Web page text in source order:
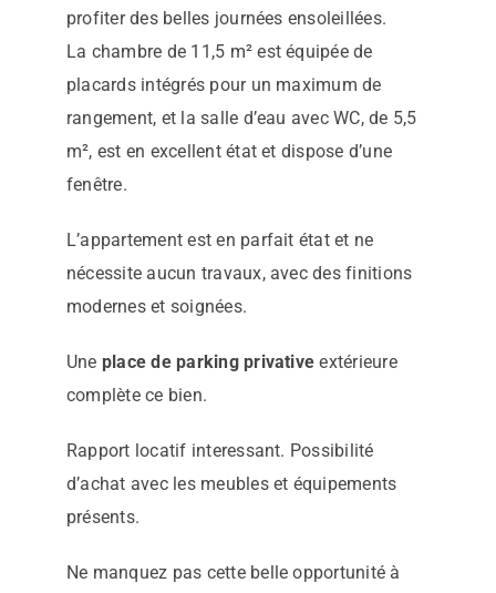
profiter des belles journées ensoleillées.
La chambre de 11,5 m² est équipée de
placards intégrés pour un maximum de
rangement, et la salle d’eau avec WC, de 5,5
m², est en excellent état et dispose d’une
fenêtre.
L’appartement est en parfait état et ne
nécessite aucun travaux, avec des finitions
modernes et soignées.
Une place de parking privative extérieure
complète ce bien.
Rapport locatif interessant. Possibilité
d’achat avec les meubles et équipements
présents.
Ne manquez pas cette belle opportunité à